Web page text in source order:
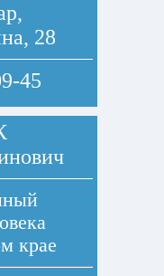
28
45
крае